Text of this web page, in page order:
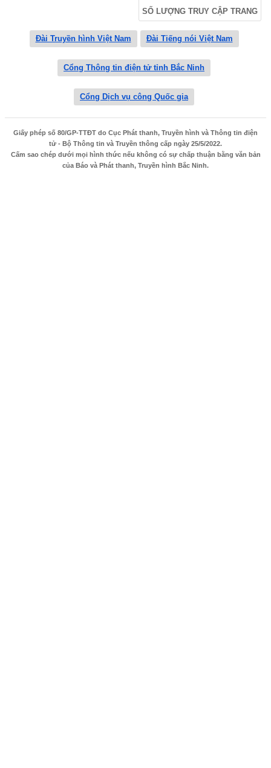
SỐ LƯỢNG TRUY CẬP TRANG
Đài Truyền hình Việt Nam Đài Tiếng nói Việt Nam
Cổng Thông tin điện tử tỉnh Bắc Ninh
Cổng Dịch vụ công Quốc gia
Giấy phép số 80/GP-TTĐT do Cục Phát thanh, Truyền hình và Thông tin điện
tử - Bộ Thông tin và Truyền thông cấp ngày 25/5/2022.
Cấm sao chép dưới mọi hình thức nếu không có sự chấp thuận bằng văn bản
của Báo và Phát thanh, Truyền hình Bắc Ninh.